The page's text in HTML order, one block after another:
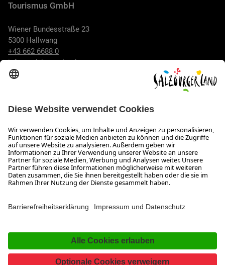
Tourismus GmbH
Wiener Bundesstraße 23
5300 Hallwang
+43 662 6688 0
info@salzburgerland.com
Wir freuen uns auf Ihre Anfrage!
Gerne stehen wir Ihnen von Montag bis Donnerstag von 08:00
bis 17:30 Uhr und am Freitag von 08:00 bis 17:00 Uhr zur
Verfügung.
Das Unternehmen Jobs Meeting- und Kongresslocations